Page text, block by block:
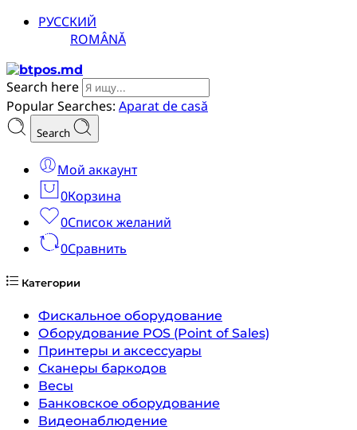
РУССКИЙ
ROMÂNĂ
Search here
Popular Searches: Aparat de casă
Search
Мой аккаунт
0Корзина
0Список желаний
0Сравнить
Категории
Фискальное оборудование
Оборудование POS (Point of Sales)
Принтеры и аксессуары
Сканеры баркодов
Весы
Банковское оборудование
Видеонаблюдение